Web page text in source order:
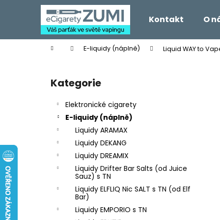
Kontakt O
Domů E-liquidy (náplně) Liquid WAY to
Přeskočit
kategorie
Kategorie
Elektronické cigarety
E-liquidy (náplně)
Liquidy ARAMAX
Liquidy DEKANG
Liquidy DREAMIX
Liquidy Drifter Bar Salts (od Juice
Sauz) s TN
Liquidy ELFLIQ Nic SALT s TN (od Elf
Bar)
Liquidy EMPORIO s TN
í
Zpět
do
Zpět
do